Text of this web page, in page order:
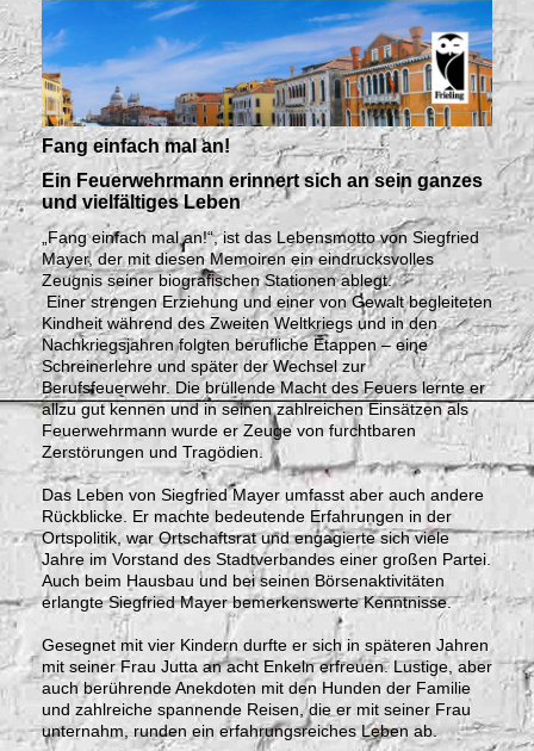
Fang einfach mal an!
Ein Feuerwehrmann erinnert sich an sein ganzes
und vielfältiges Leben
„Fang einfach mal an!“, ist das Lebensmotto von Siegfried
Mayer, der mit diesen Memoiren ein eindrucksvolles
Zeugnis seiner biografischen Stationen ablegt.
Einer strengen Erziehung und einer von Gewalt begleiteten
Kindheit während des Zweiten Weltkriegs und in den
Nachkriegsjahren folgten berufliche Etappen – eine
Schreinerlehre und später der Wechsel zur
Berufsfeuerwehr. Die brüllende Macht des Feuers lernte er
allzu gut kennen und in seinen zahlreichen Einsätzen als
Feuerwehrmann wurde er Zeuge von furchtbaren
Zerstörungen und Tragödien.
Das Leben von Siegfried Mayer umfasst aber auch andere
Rückblicke. Er machte bedeutende Erfahrungen in der
Ortspolitik, war Ortschaftsrat und engagierte sich viele
Jahre im Vorstand des Stadtverbandes einer großen Partei.
Auch beim Hausbau und bei seinen Börsenaktivitäten
erlangte Siegfried Mayer bemerkenswerte Kenntnisse.
Gesegnet mit vier Kindern durfte er sich in späteren Jahren
mit seiner Frau Jutta an acht Enkeln erfreuen. Lustige, aber
auch berührende Anekdoten mit den Hunden der Familie
und zahlreiche spannende Reisen, die er mit seiner Frau
unternahm, runden ein erfahrungsreiches Leben ab.